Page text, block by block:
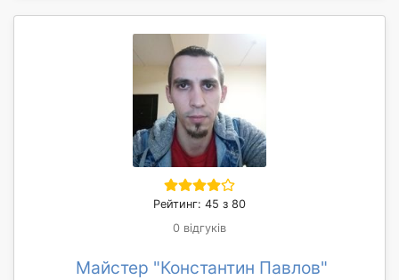
Рейтинг: 45 з 80
0 відгуків
Майстер "Константин Павлов"